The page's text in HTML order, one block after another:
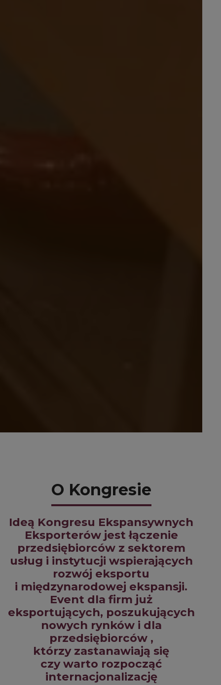
O Kongresie
Ideą Kongresu Ekspansywnych
Eksporterów jest łączenie
przedsiębiorców z sektorem
usług i instytucji wspierających
rozwój eksportu
i międzynarodowej ekspansji.
Event dla firm już
eksportujących, poszukujących
nowych rynków i dla
przedsiębiorców ,
którzy zastanawiają się
czy warto rozpocząć
internacjonalizację